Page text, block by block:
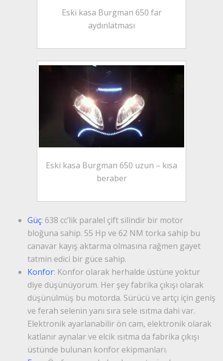
Eski kasa Burgman 650 far
aydınlatması
Eski kasa Burgman 650 uzun – kısa
beraber
Güç: 638 cc’lik paralel çift silindir bir motor
bloğuna sahip. 55 Hp ve 62 NM torka sahip bu
canavar kayış aktarma olmasına rağmen gayet
tatmin edici bir güce sahip.
Konfor: Konfor olarak herhalde üstüne yoktur
diye düşünüyorum. Her şey fabrika çıkışı olarak
düşünülmüş bu motorda. Sürücü ve artçı için geniş
ve ferah selenin yanı sıra sele ısıtma dahi var.
Elektronik ayarlanabilir ön cam, elektronik olarak
katlanır aynalar ve elcik ısıtma da fabrika çıkışı
üstünde bulunan konfor ekipmanları.